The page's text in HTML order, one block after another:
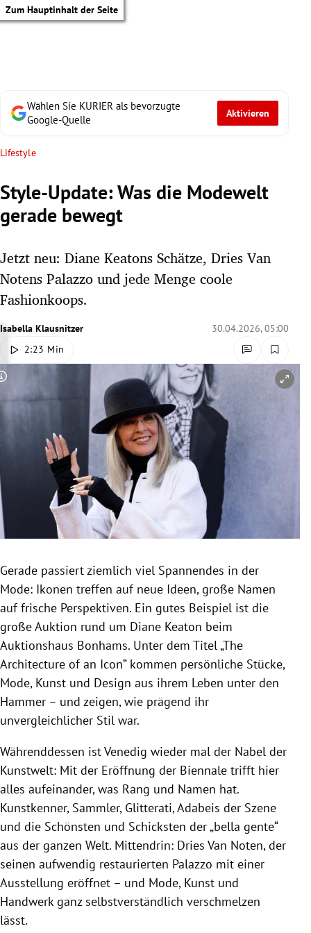
Zum Hauptinhalt der Seite
Untermenü
Untermenü
Untermenü
Untermenü
Untermenü
Untermenü
Untermenü
Untermenü
Wählen Sie KURIER als bevorzugte
Google-Quelle
Aktivieren
Lifestyle
Style-Update: Was die Modewelt
gerade bewegt
Jetzt neu: Diane Keatons Schätze, Dries Van
Notens Palazzo und jede Menge coole
Fashionkoops.
Isabella Klausnitzer
30.04.2026, 05:00
2:23 Min
Copyright-Hinweis öffnen/schließen
Gerade passiert ziemlich viel Spannendes in der
Mode: Ikonen treffen auf neue Ideen, große Namen
auf frische Perspektiven. Ein gutes Beispiel ist die
große Auktion rund um Diane Keaton beim
Auktionshaus Bonhams. Unter dem Titel „The
Architecture of an Icon“ kommen persönliche Stücke,
Mode, Kunst und Design aus ihrem Leben unter den
Hammer – und zeigen, wie prägend ihr
unvergleichlicher Stil war.
Währenddessen ist Venedig wieder mal der Nabel der
Kunstwelt: Mit der Eröffnung der Biennale trifft hier
alles aufeinander, was Rang und Namen hat.
Kunstkenner, Sammler, Glitterati, Adabeis der Szene
und die Schönsten und Schicksten der „bella gente“
aus der ganzen Welt. Mittendrin: Dries Van Noten, der
seinen aufwendig restaurierten Palazzo mit einer
Ausstellung eröffnet – und Mode, Kunst und
Handwerk ganz selbstverständlich verschmelzen
lässt.